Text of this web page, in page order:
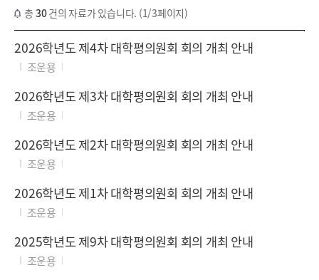
총 30건의 자료가 있습니다. (1/3페이지)
2026학년도 제4차 대학평의원회 회의 개최 안내
조운용
2026학년도 제3차 대학평의원회 회의 개최 안내
조운용
2026학년도 제2차 대학평의원회 회의 개최 안내
조운용
2026학년도 제1차 대학평의원회 회의 개최 안내
조운용
2025학년도 제9차 대학평의원회 회의 개최 안내
조운용